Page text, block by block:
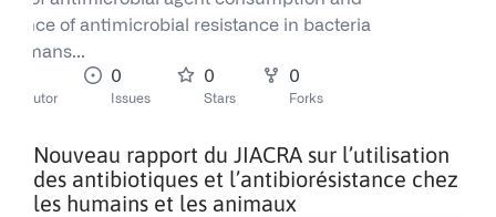
Nouveau rapport du JIACRA sur l’utilisation
des antibiotiques et l’antibiorésistance chez
les humains et les animaux